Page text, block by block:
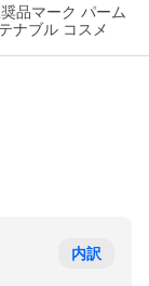
品マーク パーム
ナブル コスメ
内訳